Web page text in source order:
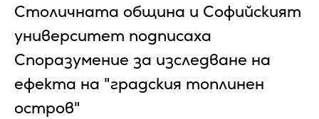
Столичната община и Софийският
университет подписаха
Споразумение за изследване на
ефекта на "градския топлинен
остров"